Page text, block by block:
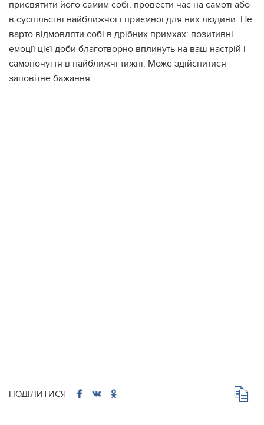
присвятити його самим собі, провести час на самоті або
в суспільстві найближчої і приємної для них людини. Не
варто відмовляти собі в дрібних примхах: позитивні
емоції цієї доби благотворно вплинуть на ваш настрій і
самопочуття в найближчі тижні. Може здійснитися
заповітне бажання.
ПОДІЛИТИСЯ